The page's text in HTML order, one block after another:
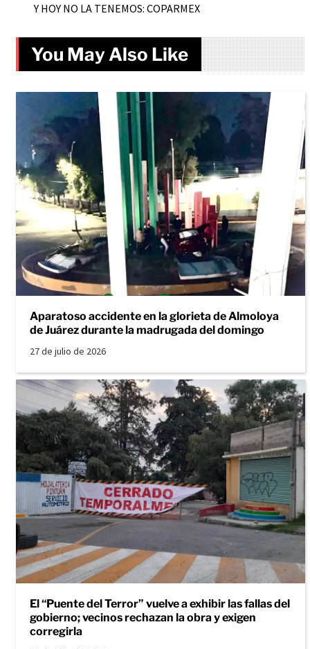
Y HOY NO LA TENEMOS: COPARMEX
You May Also Like
Aparatoso accidente en la glorieta de Almoloya
de Juárez durante la madrugada del domingo
27 de julio de 2026
El “Puente del Terror” vuelve a exhibir las fallas del
gobierno; vecinos rechazan la obra y exigen
corregirla